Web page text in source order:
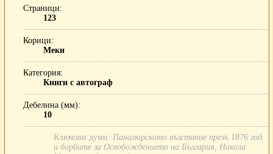
Страници
123
Корици
Меки
Категория
Книги с автограф
Дебелина (мм)
10
Ключови думи: Панагюрското възстание презъ 1876 год.
и борбите за Освобождението на България, Никола